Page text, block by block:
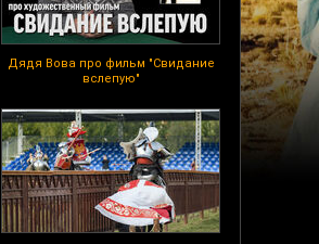
Дядя Вова про фильм "Свидание
вслепую"